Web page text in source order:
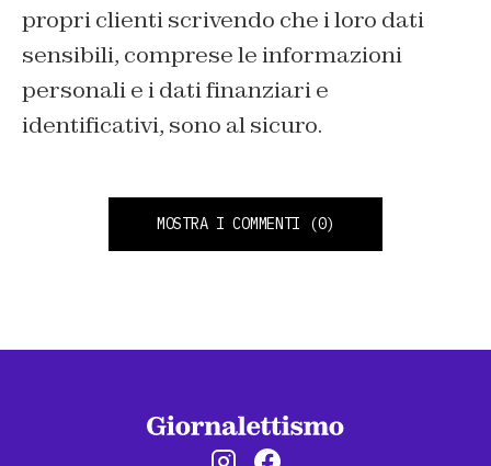
propri clienti scrivendo che i loro dati
sensibili, comprese le informazioni
personali e i dati finanziari e
identificativi, sono al sicuro.
MOSTRA I COMMENTI (0)